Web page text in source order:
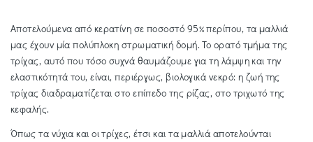
Αποτελούμενα από κερατίνη σε ποσοστό 95% περίπου, τα μαλλιά
μας έχουν μία πολύπλοκη στρωματική δομή. Το ορατό τμήμα της
τρίχας, αυτό που τόσο συχνά θαυμάζουμε για τη λάμψη και την
ελαστικότητά του, είναι, περιέργως, βιολογικά νεκρό: η ζωή της
τρίχας διαδραματίζεται στο επίπεδο της ρίζας, στο τριχωτό της
κεφαλής.
Όπως τα νύχια και οι τρίχες, έτσι και τα μαλλιά αποτελούνται